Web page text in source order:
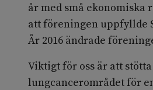
år med små ekonomiska
att föreningen uppfyllde
År 2016 ändrade
Viktigt för oss är att
lungcancerområdet för